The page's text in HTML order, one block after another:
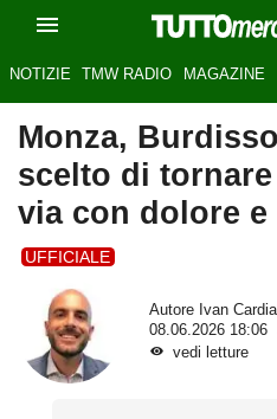
NOTIZIE TMW RADIO MAGAZINE
Monza,
scelto di
via con dolore
UFFICIALE
Autore Ivan Cardia
08.06.2026 18:06
vedi letture